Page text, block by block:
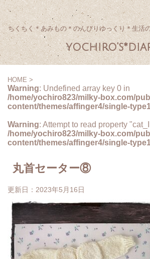
ちくちく＊あみもの＊のんびりゆっくり＊生活
HOME >
Warning: Undefined array key 0 in
/home/yochiro823/milky-box.com/
content/themes/affinger4/single-
Warning: Attempt to read property
/home/yochiro823/milky-box.com/
content/themes/affinger4/single-
丸首セーター⑧
更新日： 2023年5月16日